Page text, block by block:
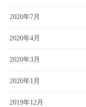
2020年7月
2020年4月
2020年3月
2020年1月
2019年12月